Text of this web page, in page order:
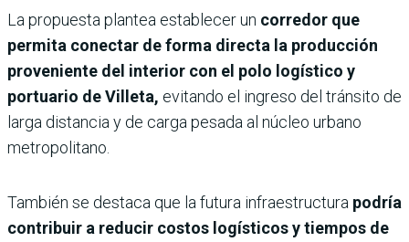
La propuesta plantea establecer un corredor que
permita conectar de forma directa la producción
proveniente del interior con el polo logístico y
portuario de Villeta, evitando el ingreso del tránsito de
larga distancia y de carga pesada al núcleo urbano
metropolitano.
También se destaca que la futura infraestructura podría
contribuir a reducir costos logísticos y tiempos de